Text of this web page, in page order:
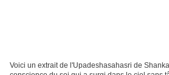
Voici un extrait de l'Upadeshasahasri de